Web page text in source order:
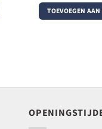
TOEVOEGEN